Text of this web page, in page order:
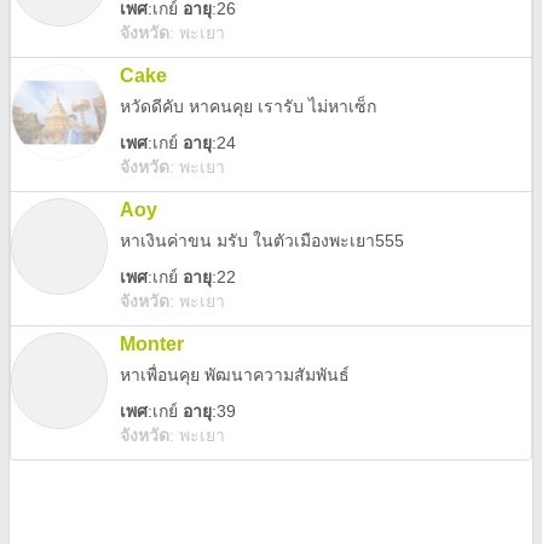
เพศ:เกย์ อายุ:26
จังหวัด: พะเยา
Cake
หวัดดีคับ หาคนคุย เรารับ ไม่หาเซ็ก
เพศ:เกย์ อายุ:24
จังหวัด: พะเยา
Aoy
หาเงินค่าขน มรับ ในตัวเมืองพะเยา555
เพศ:เกย์ อายุ:22
จังหวัด: พะเยา
Monter
หาเพื่อนคุย พัฒนาความสัมพันธ์
เพศ:เกย์ อายุ:39
จังหวัด: พะเยา